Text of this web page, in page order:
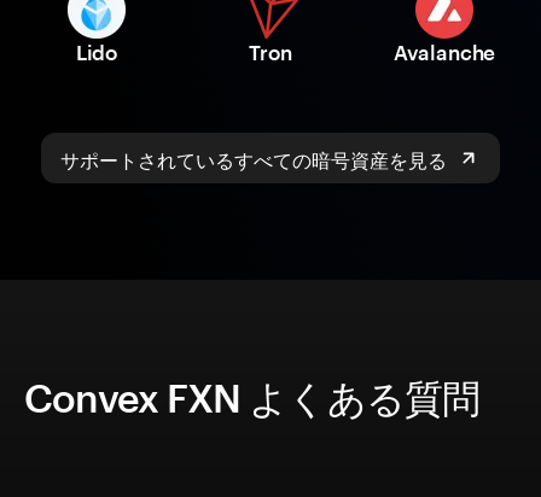
Lido Tron Avalanche
サポートされているすべての暗号資産を見る
Convex FXN よくある質問